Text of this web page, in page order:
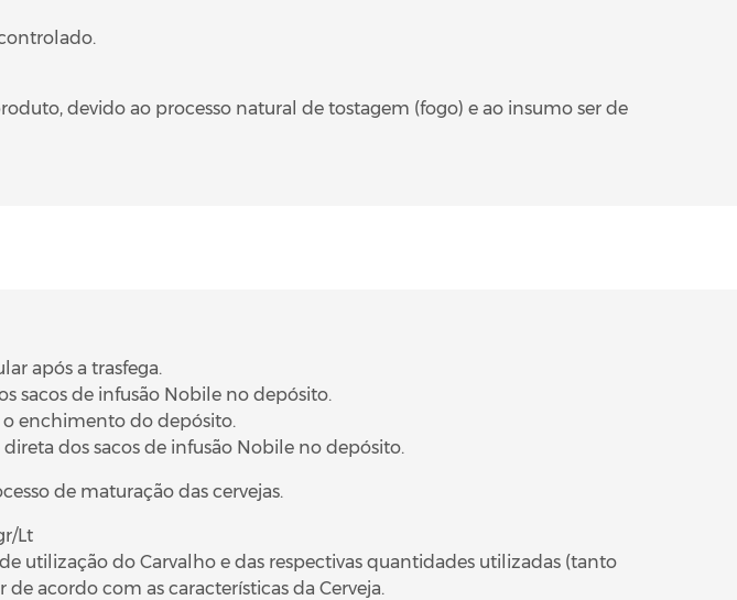
devido ao processo natural de tostagem (fogo) e ao insumo ser de
após a trasfega.
sacos de infusão Nobile no depósito.
o enchimento do depósito.
dos sacos de infusão Nobile no depósito.
de maturação das cervejas.
Lt
utilização do Carvalho e das respectivas quantidades utilizadas (tanto
acordo com as características da Cerveja.